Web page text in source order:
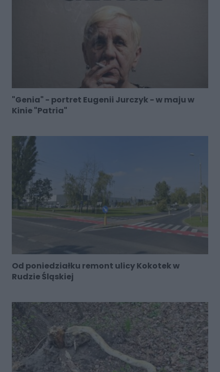
"Genia" - portret Eugenii Jurczyk - w maju w
Kinie "Patria"
Od poniedziałku remont ulicy Kokotek w
Rudzie Śląskiej